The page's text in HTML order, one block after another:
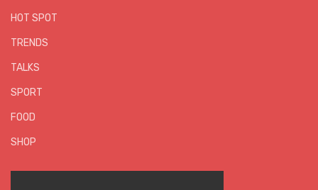
HOT SPOT
TRENDS
TALKS
SPORT
FOOD
SHOP